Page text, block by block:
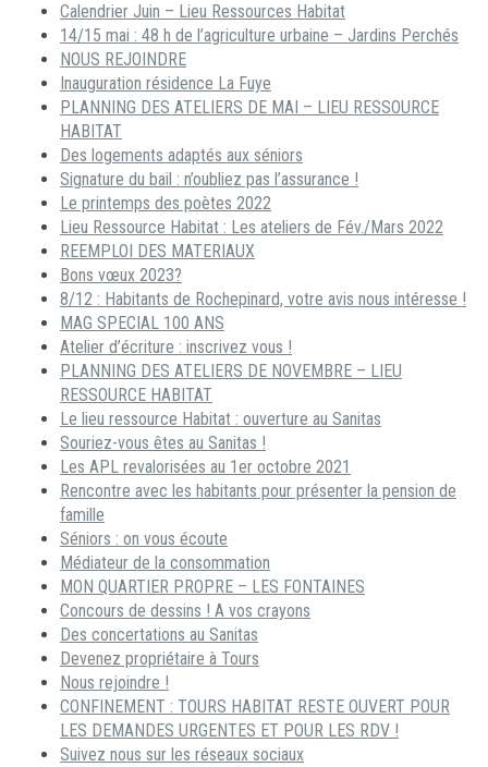
Calendrier Juin – Lieu Ressources Habitat
14/15 mai : 48 h de l’agriculture urbaine – Jardins Perchés
NOUS REJOINDRE
Inauguration résidence La Fuye
PLANNING DES ATELIERS DE MAI – LIEU RESSOURCE
HABITAT
Des logements adaptés aux séniors
Signature du bail : n’oubliez pas l’assurance !
Le printemps des poètes 2022
Lieu Ressource Habitat : Les ateliers de Fév./Mars 2022
REEMPLOI DES MATERIAUX
Bons vœux 2023?
8/12 : Habitants de Rochepinard, votre avis nous intéresse !
MAG SPECIAL 100 ANS
Atelier d’écriture : inscrivez vous !
PLANNING DES ATELIERS DE NOVEMBRE – LIEU
RESSOURCE HABITAT
Le lieu ressource Habitat : ouverture au Sanitas
Souriez-vous êtes au Sanitas !
Les APL revalorisées au 1er octobre 2021
Rencontre avec les habitants pour présenter la pension de
famille
Séniors : on vous écoute
Médiateur de la consommation
MON QUARTIER PROPRE – LES FONTAINES
Concours de dessins ! A vos crayons
Des concertations au Sanitas
Devenez propriétaire à Tours
Nous rejoindre !
CONFINEMENT : TOURS HABITAT RESTE OUVERT POUR
LES DEMANDES URGENTES ET POUR LES RDV !
Suivez nous sur les réseaux sociaux